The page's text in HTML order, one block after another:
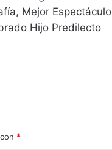
Mejor Espectáculo
Hijo Predilecto
*